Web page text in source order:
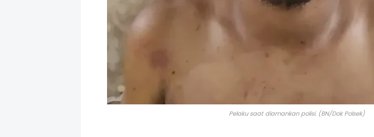
Pelaku saat diamankan polisi. (BN/Dok Polsek)